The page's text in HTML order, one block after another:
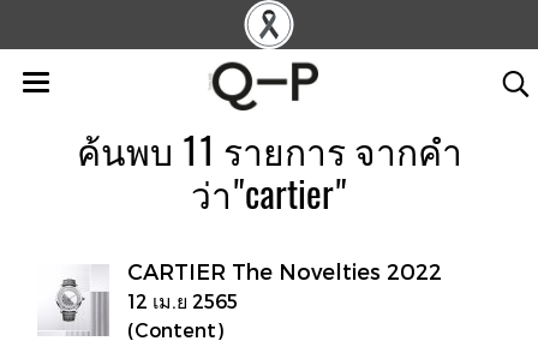
ค้นพบ 11 รายการ จากคำ
ว่า"cartier"
CARTIER The Novelties 2022
12 เม.ย 2565
(Content)